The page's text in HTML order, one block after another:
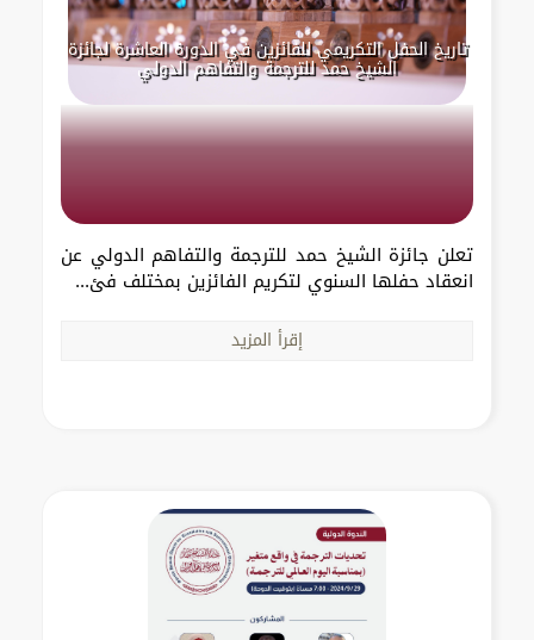
تاريخ الحفل التكريمي للفائزين في الدورة العاشرة لجائزة
الشيخ حمد للترجمة والتفاهم الدولي
تعلن جائزة الشيخ حمد للترجمة والتفاهم الدولي عن
انعقاد حفلها السنوي لتكريم الفائزين بمختلف فئ...
إقرأ المزيد